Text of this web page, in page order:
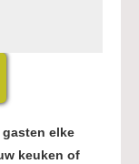
elke
keuken of